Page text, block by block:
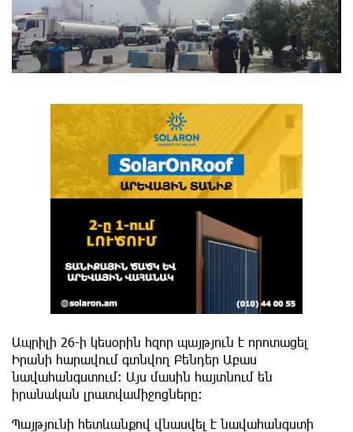
Ապրիլի 26-ի կեսօրին հզոր պայթյուն է որոտացել
Իրանի հարավում գտնվող Բենդեր Աբաս
նավահանգստում: Այս մասին հայտնում են
իրանական լրատվամիջոցները:
Պայթյունի հետևանքով վնասվել է նավահանգստի